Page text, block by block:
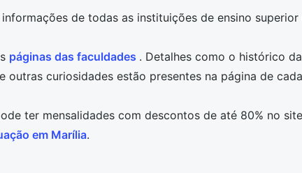
de todas as instituições de ensino
páginas das faculdades . Detalhes como o histórico
curiosidades estão presentes na página de
ter mensalidades com descontos de até 80% no
em Marília.